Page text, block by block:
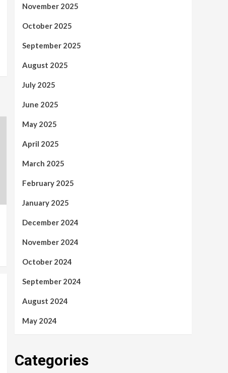
November 2025
October 2025
September 2025
August 2025
July 2025
June 2025
May 2025
April 2025
March 2025
February 2025
January 2025
December 2024
November 2024
October 2024
September 2024
August 2024
May 2024
Categories